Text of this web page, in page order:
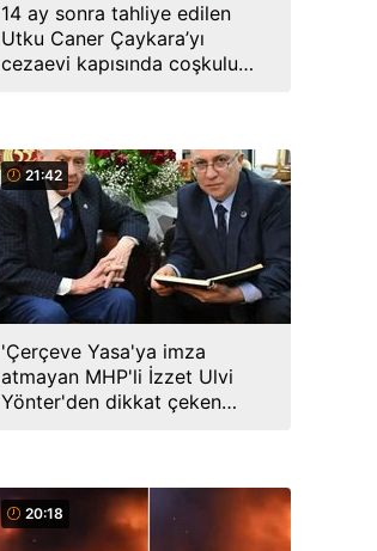
14 ay sonra tahliye edilen
Utku Caner Çaykara’yı
cezaevi kapısında coşkulu
21:42
'Çerçeve Yasa'ya imza
atmayan MHP'li İzzet Ulvi
Yönter'den dikkat çeken
20:18